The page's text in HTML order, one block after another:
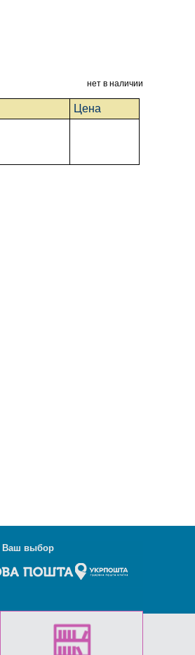
нет в наличии
Цена
Ваш выбор